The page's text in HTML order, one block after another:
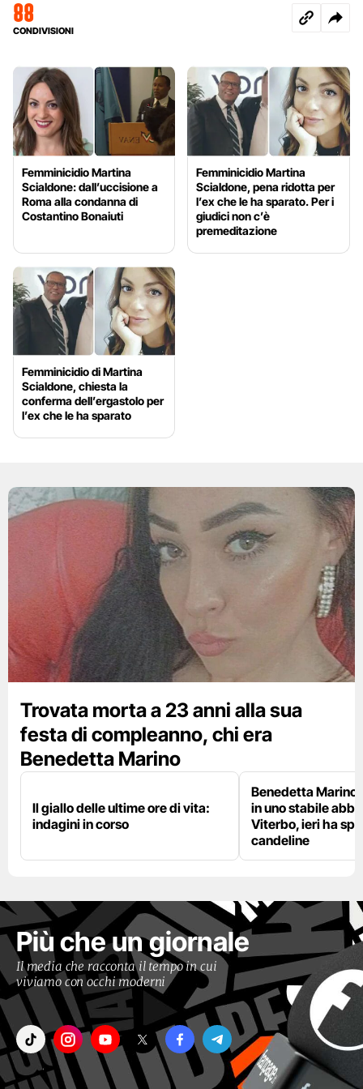
88
CONDIVISIONI
Femminicidio Martina
Scialdone: dall’uccisione a
Roma alla condanna di
Costantino Bonaiuti
Femminicidio Martina
Scialdone, pena ridotta per
l’ex che le ha sparato. Per i
giudici non c’è
premeditazione
Femminicidio di Martina
Scialdone, chiesta la
conferma dell’ergastolo per
l’ex che le ha sparato
Trovata morta a 23 anni alla sua
festa di compleanno, chi era
Benedetta Marino
Il giallo delle ultime ore di vita:
indagini in corso
Benedetta Marino
in uno stabile
Viterbo, ieri ha
candeline
Più che un giornale
Il media che racconta il tempo in cui
viviamo con occhi moderni